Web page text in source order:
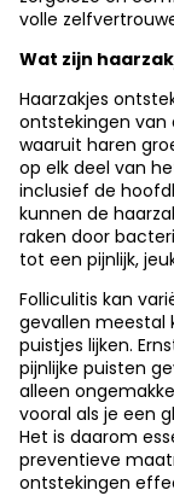
volle
Wat zijn
Haarzakjes
ontstekingen van
waaruit haren
op elk deel van
inclusief de
kunnen de
raken door
tot een pijnlijk,
Folliculitis kan
gevallen meestal
puistjes lijken.
pijnlijke puisten
alleen
vooral als je een
Het is daarom
preventieve
ontstekingen